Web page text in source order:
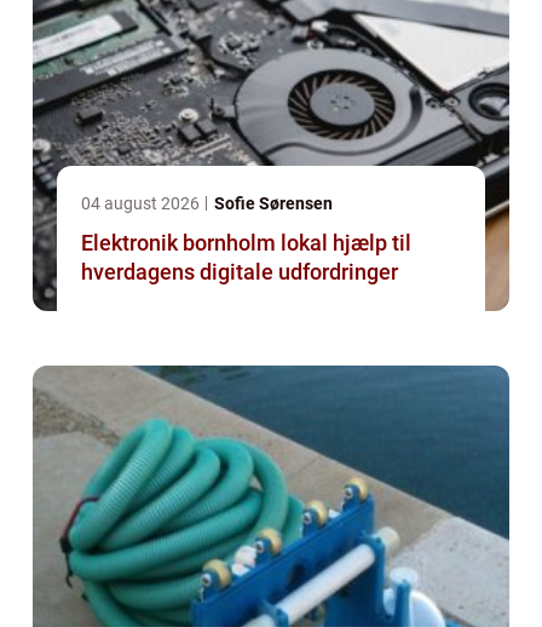
04 august 2026 Sofie Sørensen
Elektronik bornholm lokal hjælp til
hverdagens digitale udfordringer